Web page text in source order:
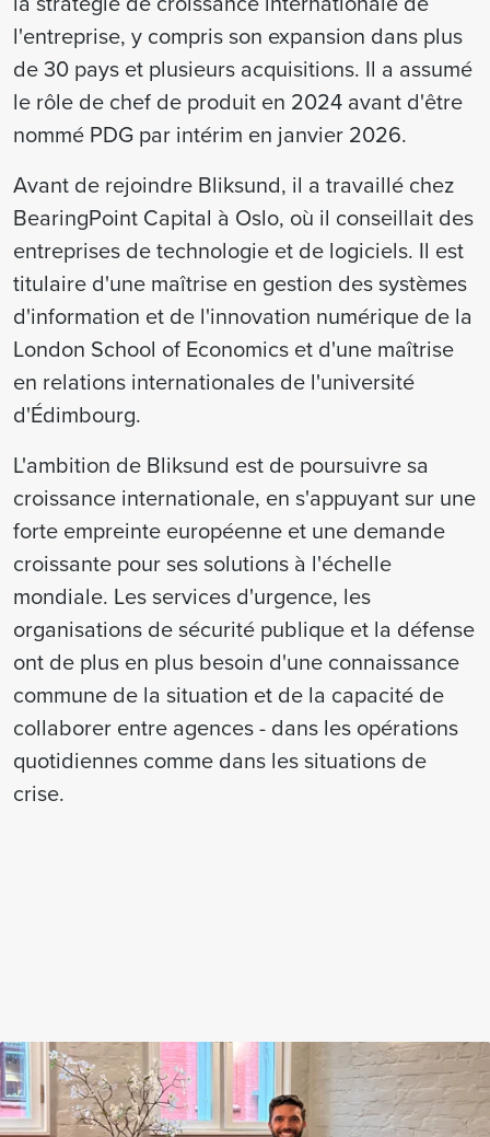
l'entreprise, y compris son expansion dans plus
de 30 pays et plusieurs acquisitions. Il a assumé
le rôle de chef de produit en 2024 avant d'être
nommé PDG par intérim en janvier 2026.
Avant de rejoindre Bliksund, il a travaillé chez
BearingPoint Capital à Oslo, où il conseillait des
entreprises de technologie et de logiciels. Il est
titulaire d'une maîtrise en gestion des systèmes
d'information et de l'innovation numérique de la
London School of Economics et d'une maîtrise
en relations internationales de l'université
d'Édimbourg.
L'ambition de Bliksund est de poursuivre sa
croissance internationale, en s'appuyant sur une
forte empreinte européenne et une demande
croissante pour ses solutions à l'échelle
mondiale. Les services d'urgence, les
organisations de sécurité publique et la défense
ont de plus en plus besoin d'une connaissance
commune de la situation et de la capacité de
collaborer entre agences - dans les opérations
quotidiennes comme dans les situations de
crise.